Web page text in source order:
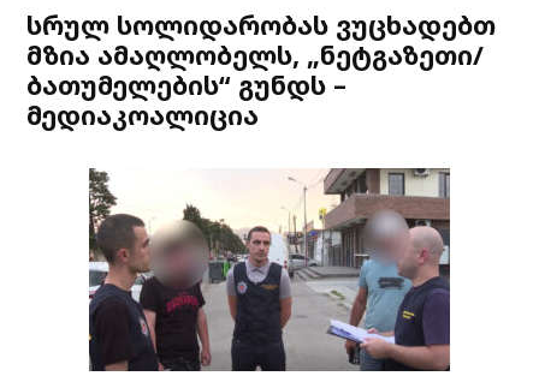
სრულ სოლიდარობას ვუცხადებთ
მზია ამაღლობელს, „ნეტგაზეთი/
ბათუმელების“ გუნდს –
მედიაკოალიცია